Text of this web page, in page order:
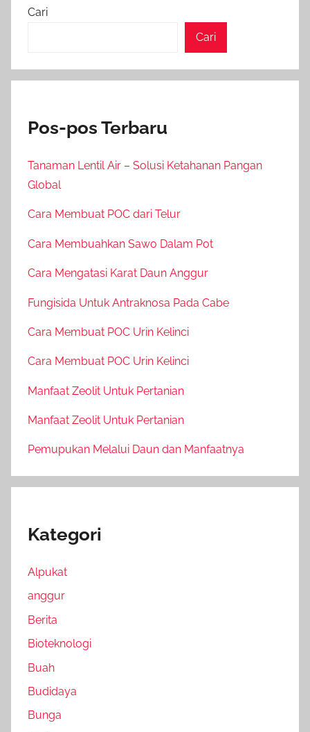
Cari
Cari
Pos-pos Terbaru
Tanaman Lentil Air – Solusi Ketahanan Pangan
Global
Cara Membuat POC dari Telur
Cara Membuahkan Sawo Dalam Pot
Cara Mengatasi Karat Daun Anggur
Fungisida Untuk Antraknosa Pada Cabe
Cara Membuat POC Urin Kelinci
Cara Membuat POC Urin Kelinci
Manfaat Zeolit Untuk Pertanian
Manfaat Zeolit Untuk Pertanian
Pemupukan Melalui Daun dan Manfaatnya
Kategori
Alpukat
anggur
Berita
Bioteknologi
Buah
Budidaya
Bunga